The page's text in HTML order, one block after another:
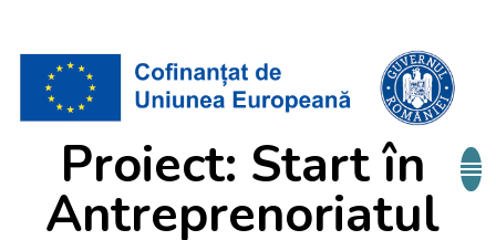
Proiect: Start în
Antreprenoriatul